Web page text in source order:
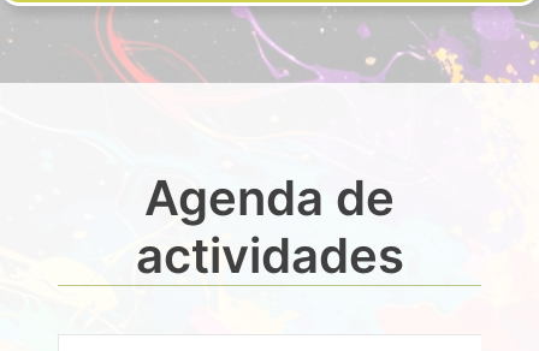
Agenda de
actividades